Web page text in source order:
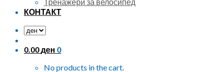
КОНТАКТ
0.00 ден 0
No products in the cart.